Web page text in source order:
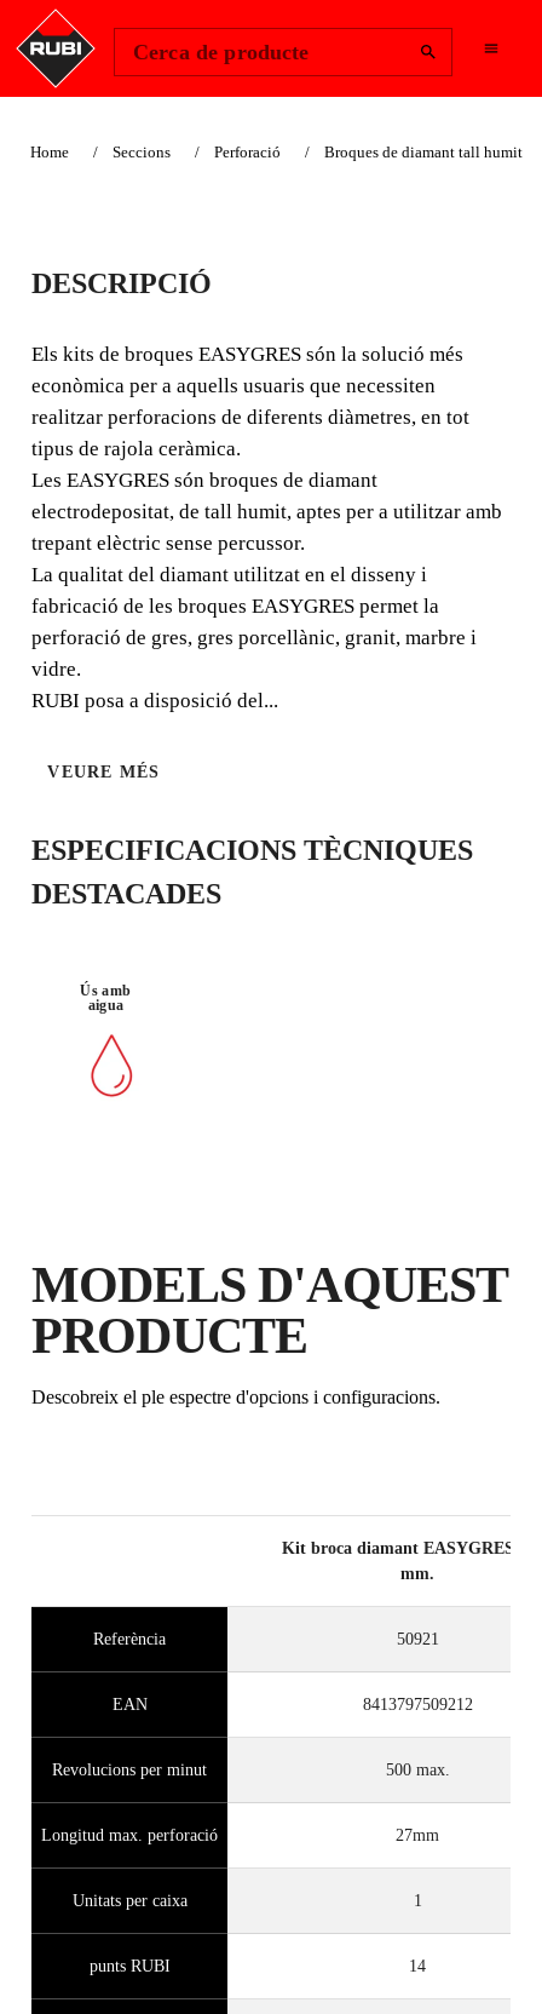
Cerca de producte
Home Seccions Perforació Broques de diamant tall humit
KIT BROCA
EASYGRES Ø 35 MM
Els kits de broques EASYGRES són la solució més
econòmica per a aquells usuaris que necessiten realitzar
perforacions de diferents diàmetres, en tot tipus de rajola
ceràmica.
MATERIAL :
PORCELLÀ
TREPANT
SENSE
PERCUTOR
DESCRIPCIÓ
Els kits de broques EASYGRES són la solució més
econòmica per a aquells usuaris que necessiten
realitzar perforacions de diferents diàmetres, en tot
tipus de rajola ceràmica.
Les EASYGRES són broques de diamant
electrodepositat, de tall humit, aptes per a utilitzar amb
trepant elèctric sense percussor.
La qualitat del diamant utilitzat en el disseny i
fabricació de les broques EASYGRES permet la
perforació de gres, gres porcellànic, granit, marbre i
vidre.
RUBI posa a disposició del...
VEURE MÉS
ESPECIFICACIONS TÈCNIQUES
DESTACADES
Ús amb
aigua
MODELS D'AQUEST
PRODUCTE
Descobreix el ple espectre d'opcions i configuracions.
Kit broca diamant EASYGRES Ø
mm.
Referència 50921
EAN 8413797509212
Revolucions per minut 500 max.
Longitud max. perforació 27mm
Unitats per caixa 1
punts RUBI 14